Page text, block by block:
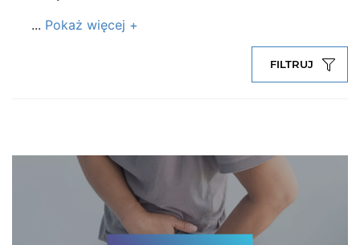
... Pokaż więcej +
FILTRUJ